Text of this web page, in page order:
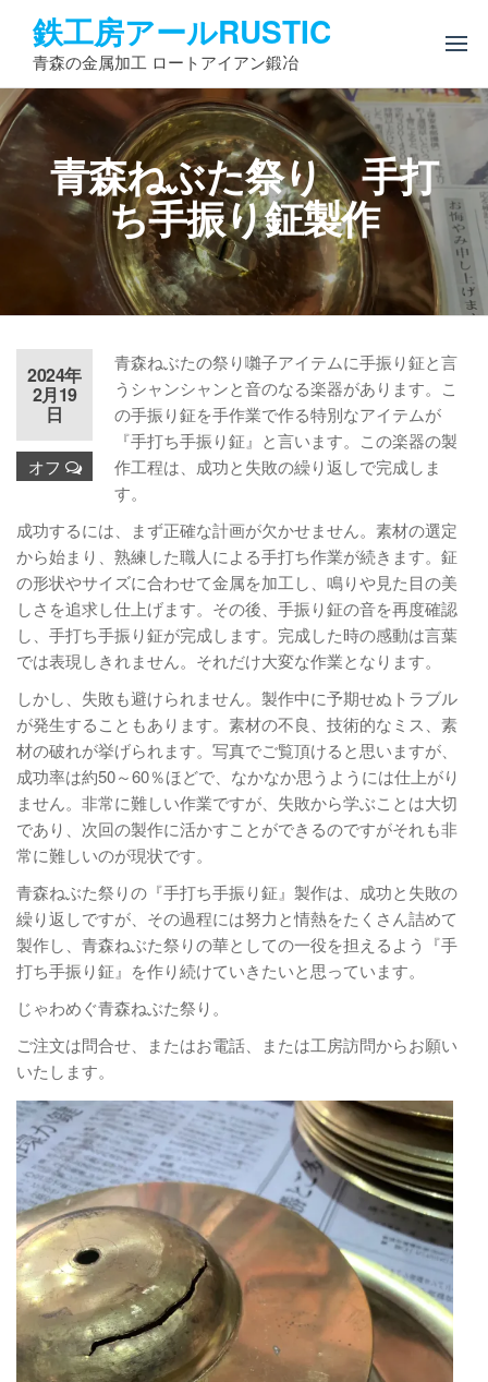
ン
ツ
へ
ス
鉄工房アールRUSTIC
青森の金属加工 ロートアイアン鍛冶
青森ねぶた祭り 手打
ち手振り鉦製作
2024年
2月19
日
オフ
青森ねぶたの祭り囃子アイテムに手振り鉦と言
うシャンシャンと音のなる楽器があります。こ
の手振り鉦を手作業で作る特別なアイテムが
『手打ち手振り鉦』と言います。この楽器の製
作工程は、成功と失敗の繰り返しで完成しま
す。
成功するには、まず正確な計画が欠かせません。素材の選定
から始まり、熟練した職人による手打ち作業が続きます。鉦
の形状やサイズに合わせて金属を加工し、鳴りや見た目の美
しさを追求し仕上げます。その後、手振り鉦の音を再度確認
し、手打ち手振り鉦が完成します。完成した時の感動は言葉
では表現しきれません。それだけ大変な作業となります。
しかし、失敗も避けられません。製作中に予期せぬトラブル
が発生することもあります。素材の不良、技術的なミス、素
材の破れが挙げられます。写真でご覧頂けると思いますが、
成功率は約50～60％ほどで、なかなか思うようには仕上がり
ません。非常に難しい作業ですが、失敗から学ぶことは大切
であり、次回の製作に活かすことができるのですがそれも非
常に難しいのが現状です。
青森ねぶた祭りの『手打ち手振り鉦』製作は、成功と失敗の
繰り返しですが、その過程には努力と情熱をたくさん詰めて
製作し、青森ねぶた祭りの華としての一役を担えるよう『手
打ち手振り鉦』を作り続けていきたいと思っています。
じゃわめぐ青森ねぶた祭り。
ご注文は問合せ、またはお電話、または工房訪問からお願い
いたします。